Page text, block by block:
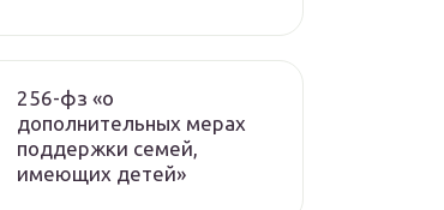
256-фз «о
дополнительных мерах
поддержки семей,
имеющих детей»